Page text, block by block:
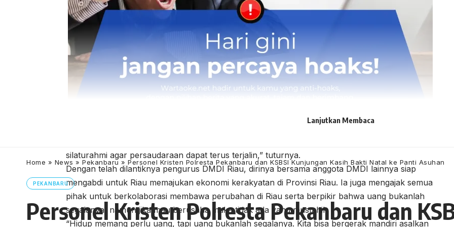
silaturahmi agar persaudaraan dapat terus terjalin,” tuturnya.
Dengan telah dilantiknya pengurus DMDI Riau, dirinya bersama anggota DMDI lainnya siap
mengabdi untuk Riau memajukan ekonomi kerakyatan di Provinsi Riau. Ia juga mengajak semua
pihak untuk berkolaborasi membawa perubahan di Riau serta berpikir bahwa uang bukanlah
segalanya, namun jika mau berusaha maka tidak ada yang mustahil.
“Hidup memang perlu uang, tapi uang bukanlah segalanya. Kita bisa bergerak mandiri asalkan
Lanjutkan Membaca
Home » News » Pekanbaru » Personel Kristen Polresta Pekanbaru dan KSBSI Kunjungan Kasih Bakti Natal ke Panti Asuhan
PEKANBARU
Personel Kristen Polresta Pekanbaru dan